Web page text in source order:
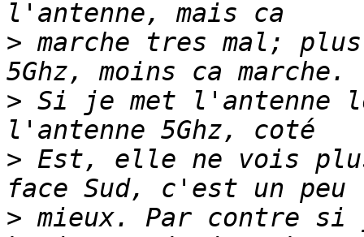
> marche tres mal;
> Si je met l'antenne
> Est, elle ne vois
> mieux. Par contre si